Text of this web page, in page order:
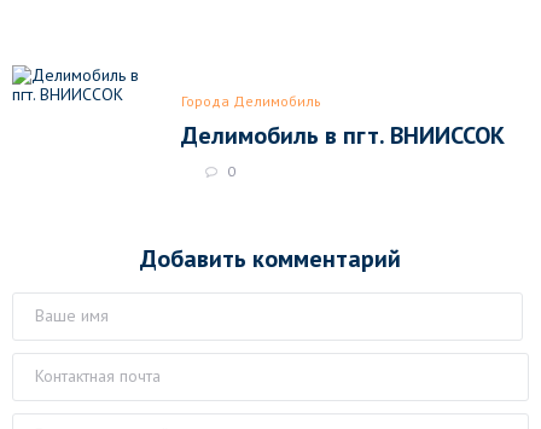
Города Делимобиль
Делимобиль в пгт. ВНИИССОК
0
Добавить комментарий